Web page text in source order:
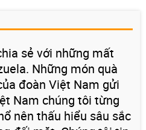
sẻ với những mất
Những món quà
đoàn Việt Nam gửi
Nam chúng tôi từng
nên thấu hiểu sâu sắc